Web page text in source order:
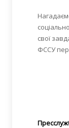
свої
ФССУ